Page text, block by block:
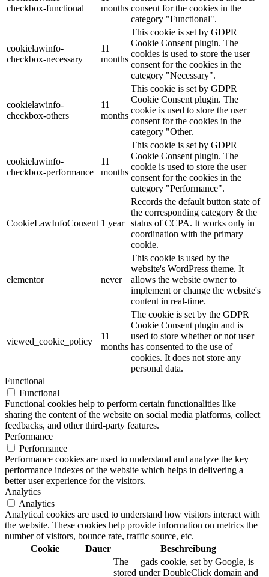
checkbox-functional
months consent for the cookies in the
category "Functional".
cookielawinfo-
checkbox-necessary
11
months
This cookie is set by GDPR
Cookie Consent plugin. The
cookies is used to store the user
consent for the cookies in the
category "Necessary".
cookielawinfo-
checkbox-others
11
months
This cookie is set by GDPR
Cookie Consent plugin. The
cookie is used to store the user
consent for the cookies in the
category "Other.
cookielawinfo-
checkbox-performance
11
months
This cookie is set by GDPR
Cookie Consent plugin. The
cookie is used to store the user
consent for the cookies in the
category "Performance".
CookieLawInfoConsent 1 year
Records the default button state of
the corresponding category & the
status of CCPA. It works only in
coordination with the primary
cookie.
elementor never
This cookie is used by the
website's WordPress theme. It
allows the website owner to
implement or change the website's
content in real-time.
viewed_cookie_policy
11
months
The cookie is set by the GDPR
Cookie Consent plugin and is
used to store whether or not user
has consented to the use of
cookies. It does not store any
personal data.
Functional
Functional
Functional cookies help to perform certain functionalities like
sharing the content of the website on social media platforms, collect
feedbacks, and other third-party features.
Performance
Performance
Performance cookies are used to understand and analyze the key
performance indexes of the website which helps in delivering a
better user experience for the visitors.
Analytics
Analytics
Analytical cookies are used to understand how visitors interact with
the website. These cookies help provide information on metrics the
number of visitors, bounce rate, traffic source, etc.
Cookie
Dauer
Beschreibung
The __gads cookie, set by Google, is
stored under DoubleClick domain and